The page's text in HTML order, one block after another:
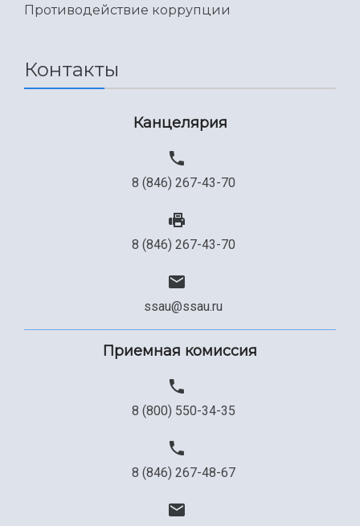
Противодействие коррупции
Контакты
Канцелярия
8 (846) 267-43-70
8 (846) 267-43-70
ssau@ssau.ru
Приемная комиссия
8 (800) 550-34-35
8 (846) 267-48-67